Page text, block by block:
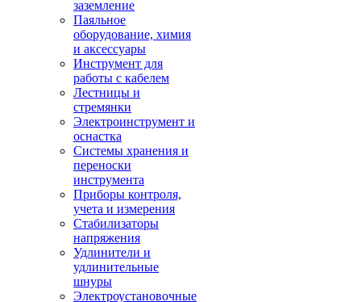
заземление
Паяльное
оборудование, химия
и аксессуары
Инструмент для
работы с кабелем
Лестницы и
стремянки
Электроинструмент и
оснастка
Системы хранения и
переноски
инструмента
Приборы контроля,
учета и измерения
Стабилизаторы
напряжения
Удлинители и
удлинительные
шнуры
Электроустановочные